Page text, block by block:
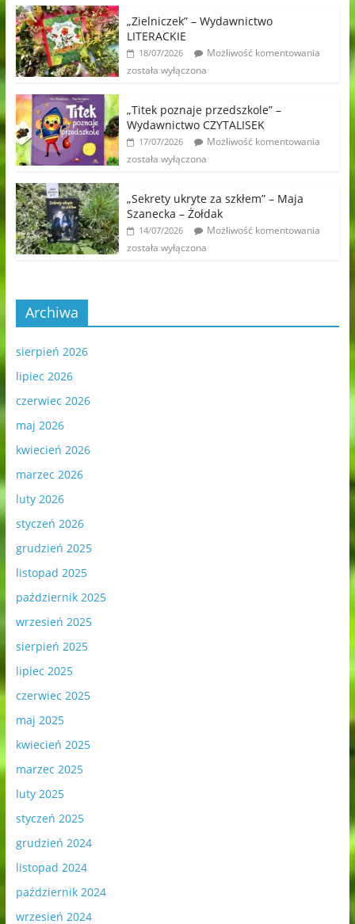
„Zielniczek” – Wydawnictwo
LITERACKIE
18/07/2026
Możliwość komentowania
została wyłączona
„Titek poznaje przedszkole” –
Wydawnictwo CZYTALISEK
17/07/2026
Możliwość komentowania
została wyłączona
„Sekrety ukryte za szkłem” – Maja
Szanecka – Żołdak
14/07/2026
Możliwość komentowania
została wyłączona
Archiwa
sierpień 2026
lipiec 2026
czerwiec 2026
maj 2026
kwiecień 2026
marzec 2026
luty 2026
styczeń 2026
grudzień 2025
listopad 2025
październik 2025
wrzesień 2025
sierpień 2025
lipiec 2025
czerwiec 2025
maj 2025
kwiecień 2025
marzec 2025
luty 2025
styczeń 2025
grudzień 2024
listopad 2024
październik 2024
wrzesień 2024